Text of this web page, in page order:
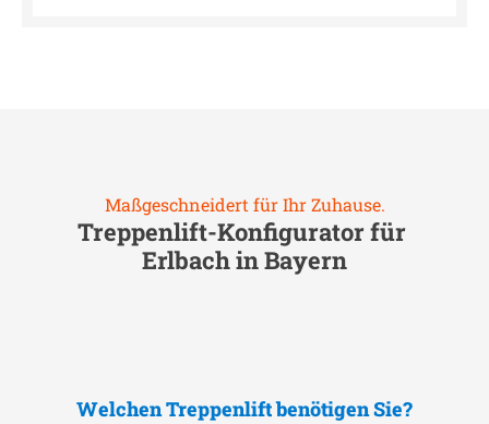
Maßgeschneidert für Ihr Zuhause.
Treppenlift-Konfigurator für
Erlbach in Bayern
Welchen Treppenlift benötigen Sie?